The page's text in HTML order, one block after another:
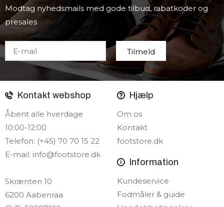
Modtag nyhedsmails med gode tilbud, rabatkoder og
presales
Kontakt webshop
Åbent alle hverdage
10:00-12:00
Telefon: (+45) 70 70 15 22
E-mail: info@footstore.dk
Skrænten 10
6200 Aabenraa
Hjælp
Om os
Kontakt
footstore.dk
Information
Kundeservice
Fodmåler & guide